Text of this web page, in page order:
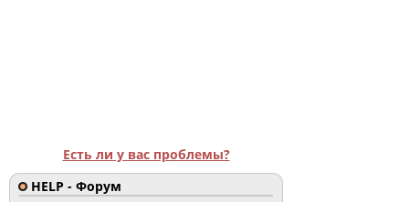
Есть ли у вас проблемы?
HELP - Форум